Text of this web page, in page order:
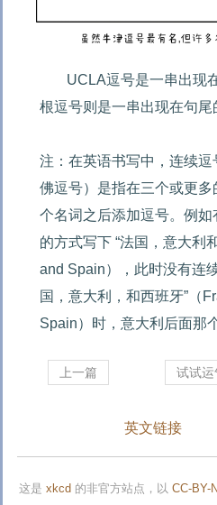
UCLA逗号是一串出现
根逗号则是一串出现在句尾
注：在英语书写中，连续
佛逗号）是指在三个或更
个名词之后添加逗号。例
的方式写下 “法国，意大利
and Spain），此时没有连
国，意大利，和西班牙”（
Spain）时，意大利后面那
上一篇 试试运
英文链接
这是 xkcd 的非官方站点，以 CC-BY-